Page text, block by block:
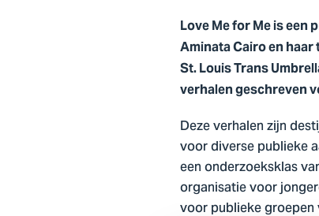
Love Me for Me is een
Aminata Cairo en
St. Louis Trans
verhalen geschreven
Deze verhalen zijn
voor diverse publieke
een onderzoeksklas
organisatie voor
voor publieke